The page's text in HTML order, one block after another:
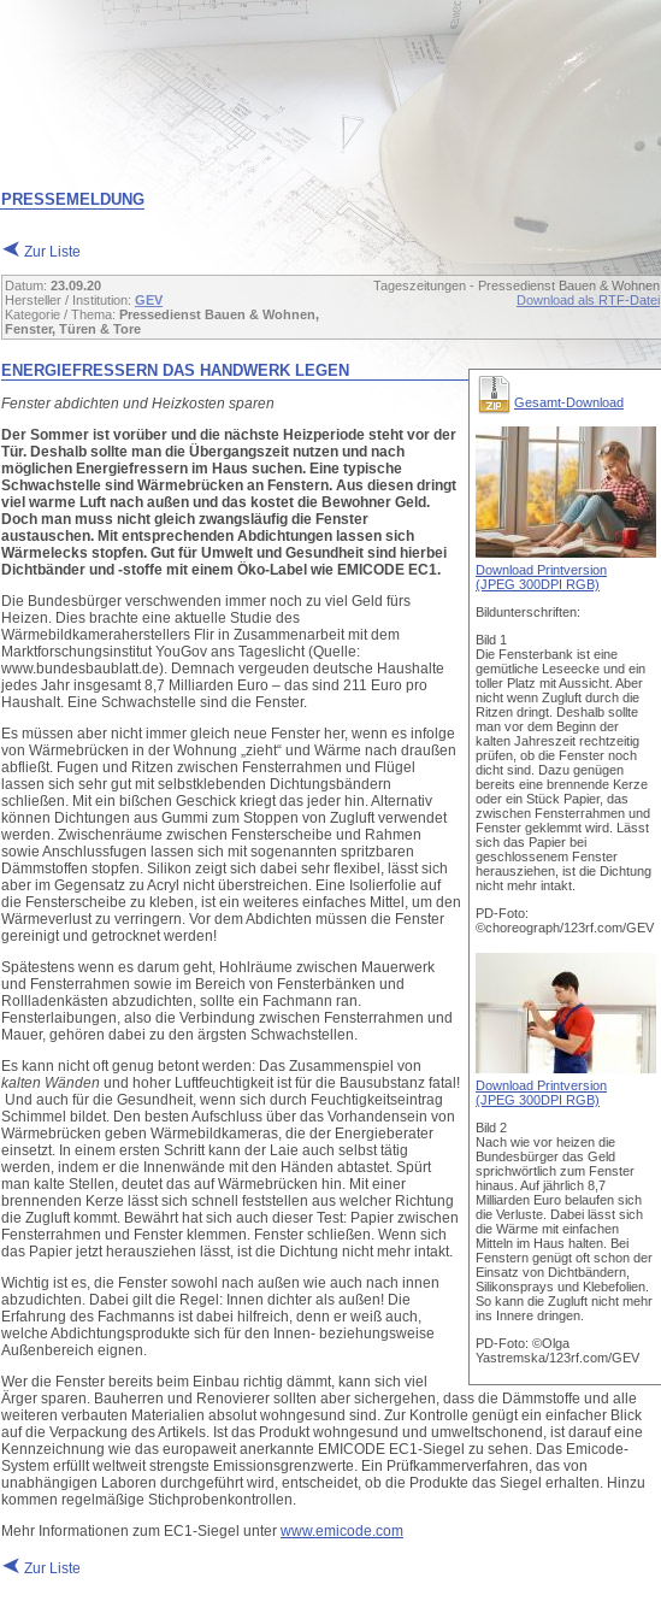
PRESSEMELDUNG
Zur Liste
Datum: 23.09.20
Hersteller / Institution: GEV
Kategorie / Thema: Pressedienst Bauen & Wohnen,
Fenster, Türen & Tore
Tageszeitungen - Pressedienst Bauen & Wohnen
Download als RTF-Datei
Gesamt-Download
Download Printversion
(JPEG 300DPI RGB)
Bildunterschriften:
Bild 1
Die Fensterbank ist eine
gemütliche Leseecke und ein
toller Platz mit Aussicht. Aber
nicht wenn Zugluft durch die
Ritzen dringt. Deshalb sollte
man vor dem Beginn der
kalten Jahreszeit rechtzeitig
prüfen, ob die Fenster noch
dicht sind. Dazu genügen
bereits eine brennende Kerze
oder ein Stück Papier, das
zwischen Fensterrahmen und
Fenster geklemmt wird. Lässt
sich das Papier bei
geschlossenem Fenster
herausziehen, ist die Dichtung
nicht mehr intakt.
PD-Foto:
©choreograph/123rf.com/GEV
Download Printversion
(JPEG 300DPI RGB)
Bild 2
Nach wie vor heizen die
Bundesbürger das Geld
sprichwörtlich zum Fenster
hinaus. Auf jährlich 8,7
Milliarden Euro belaufen sich
die Verluste. Dabei lässt sich
die Wärme mit einfachen
Mitteln im Haus halten. Bei
Fenstern genügt oft schon der
Einsatz von Dichtbändern,
Silikonsprays und Klebefolien.
So kann die Zugluft nicht mehr
ins Innere dringen.
PD-Foto: ©Olga
Yastremska/123rf.com/GEV
ENERGIEFRESSERN DAS HANDWERK LEGEN
Fenster abdichten und Heizkosten sparen
Der Sommer ist vorüber und die nächste Heizperiode steht vor der
Tür. Deshalb sollte man die Übergangszeit nutzen und nach
möglichen Energiefressern im Haus suchen. Eine typische
Schwachstelle sind Wärmebrücken an Fenstern. Aus diesen dringt
viel warme Luft nach außen und das kostet die Bewohner Geld.
Doch man muss nicht gleich zwangsläufig die Fenster
austauschen. Mit entsprechenden Abdichtungen lassen sich
Wärmelecks stopfen. Gut für Umwelt und Gesundheit sind hierbei
Dichtbänder und -stoffe mit einem Öko-Label wie EMICODE EC1.
Die Bundesbürger verschwenden immer noch zu viel Geld fürs
Heizen. Dies brachte eine aktuelle Studie des
Wärmebildkameraherstellers Flir in Zusammenarbeit mit dem
Marktforschungsinstitut YouGov ans Tageslicht (Quelle:
www.bundesbaublatt.de). Demnach vergeuden deutsche Haushalte
jedes Jahr insgesamt 8,7 Milliarden Euro – das sind 211 Euro pro
Haushalt. Eine Schwachstelle sind die Fenster.
Es müssen aber nicht immer gleich neue Fenster her, wenn es infolge
von Wärmebrücken in der Wohnung „zieht“ und Wärme nach draußen
abfließt. Fugen und Ritzen zwischen Fensterrahmen und Flügel
lassen sich sehr gut mit selbstklebenden Dichtungsbändern
schließen. Mit ein bißchen Geschick kriegt das jeder hin. Alternativ
können Dichtungen aus Gummi zum Stoppen von Zugluft verwendet
werden. Zwischenräume zwischen Fensterscheibe und Rahmen
sowie Anschlussfugen lassen sich mit sogenannten spritzbaren
Dämmstoffen stopfen. Silikon zeigt sich dabei sehr flexibel, lässt sich
aber im Gegensatz zu Acryl nicht überstreichen. Eine Isolierfolie auf
die Fensterscheibe zu kleben, ist ein weiteres einfaches Mittel, um den
Wärmeverlust zu verringern. Vor dem Abdichten müssen die Fenster
gereinigt und getrocknet werden!
Spätestens wenn es darum geht, Hohlräume zwischen Mauerwerk
und Fensterrahmen sowie im Bereich von Fensterbänken und
Rollladenkästen abzudichten, sollte ein Fachmann ran.
Fensterlaibungen, also die Verbindung zwischen Fensterrahmen und
Mauer, gehören dabei zu den ärgsten Schwachstellen.
Es kann nicht oft genug betont werden: Das Zusammenspiel von
kalten Wänden und hoher Luftfeuchtigkeit ist für die Bausubstanz fatal!
Und auch für die Gesundheit, wenn sich durch Feuchtigkeitseintrag
Schimmel bildet. Den besten Aufschluss über das Vorhandensein von
Wärmebrücken geben Wärmebildkameras, die der Energieberater
einsetzt. In einem ersten Schritt kann der Laie auch selbst tätig
werden, indem er die Innenwände mit den Händen abtastet. Spürt
man kalte Stellen, deutet das auf Wärmebrücken hin. Mit einer
brennenden Kerze lässt sich schnell feststellen aus welcher Richtung
die Zugluft kommt. Bewährt hat sich auch dieser Test: Papier zwischen
Fensterrahmen und Fenster klemmen. Fenster schließen. Wenn sich
das Papier jetzt herausziehen lässt, ist die Dichtung nicht mehr intakt.
Wichtig ist es, die Fenster sowohl nach außen wie auch nach innen
abzudichten. Dabei gilt die Regel: Innen dichter als außen! Die
Erfahrung des Fachmanns ist dabei hilfreich, denn er weiß auch,
welche Abdichtungsprodukte sich für den Innen- beziehungsweise
Außenbereich eignen.
Wer die Fenster bereits beim Einbau richtig dämmt, kann sich viel
Ärger sparen. Bauherren und Renovierer sollten aber sichergehen, dass die Dämmstoffe und alle
weiteren verbauten Materialien absolut wohngesund sind. Zur Kontrolle genügt ein einfacher Blick
auf die Verpackung des Artikels. Ist das Produkt wohngesund und umweltschonend, ist darauf eine
Kennzeichnung wie das europaweit anerkannte EMICODE EC1-Siegel zu sehen. Das Emicode-
System erfüllt weltweit strengste Emissionsgrenzwerte. Ein Prüfkammerverfahren, das von
unabhängigen Laboren durchgeführt wird, entscheidet, ob die Produkte das Siegel erhalten. Hinzu
kommen regelmäßige Stichprobenkontrollen.
Mehr Informationen zum EC1-Siegel unter www.emicode.com
Zur Liste